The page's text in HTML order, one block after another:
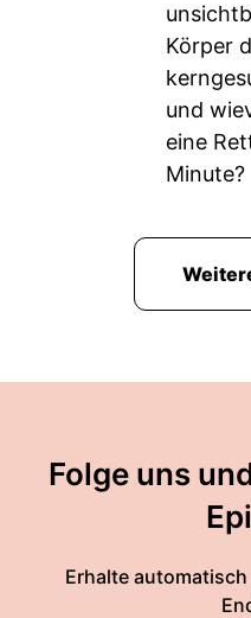
Körper
und
eine
Minute?
Folge uns
Erhalte